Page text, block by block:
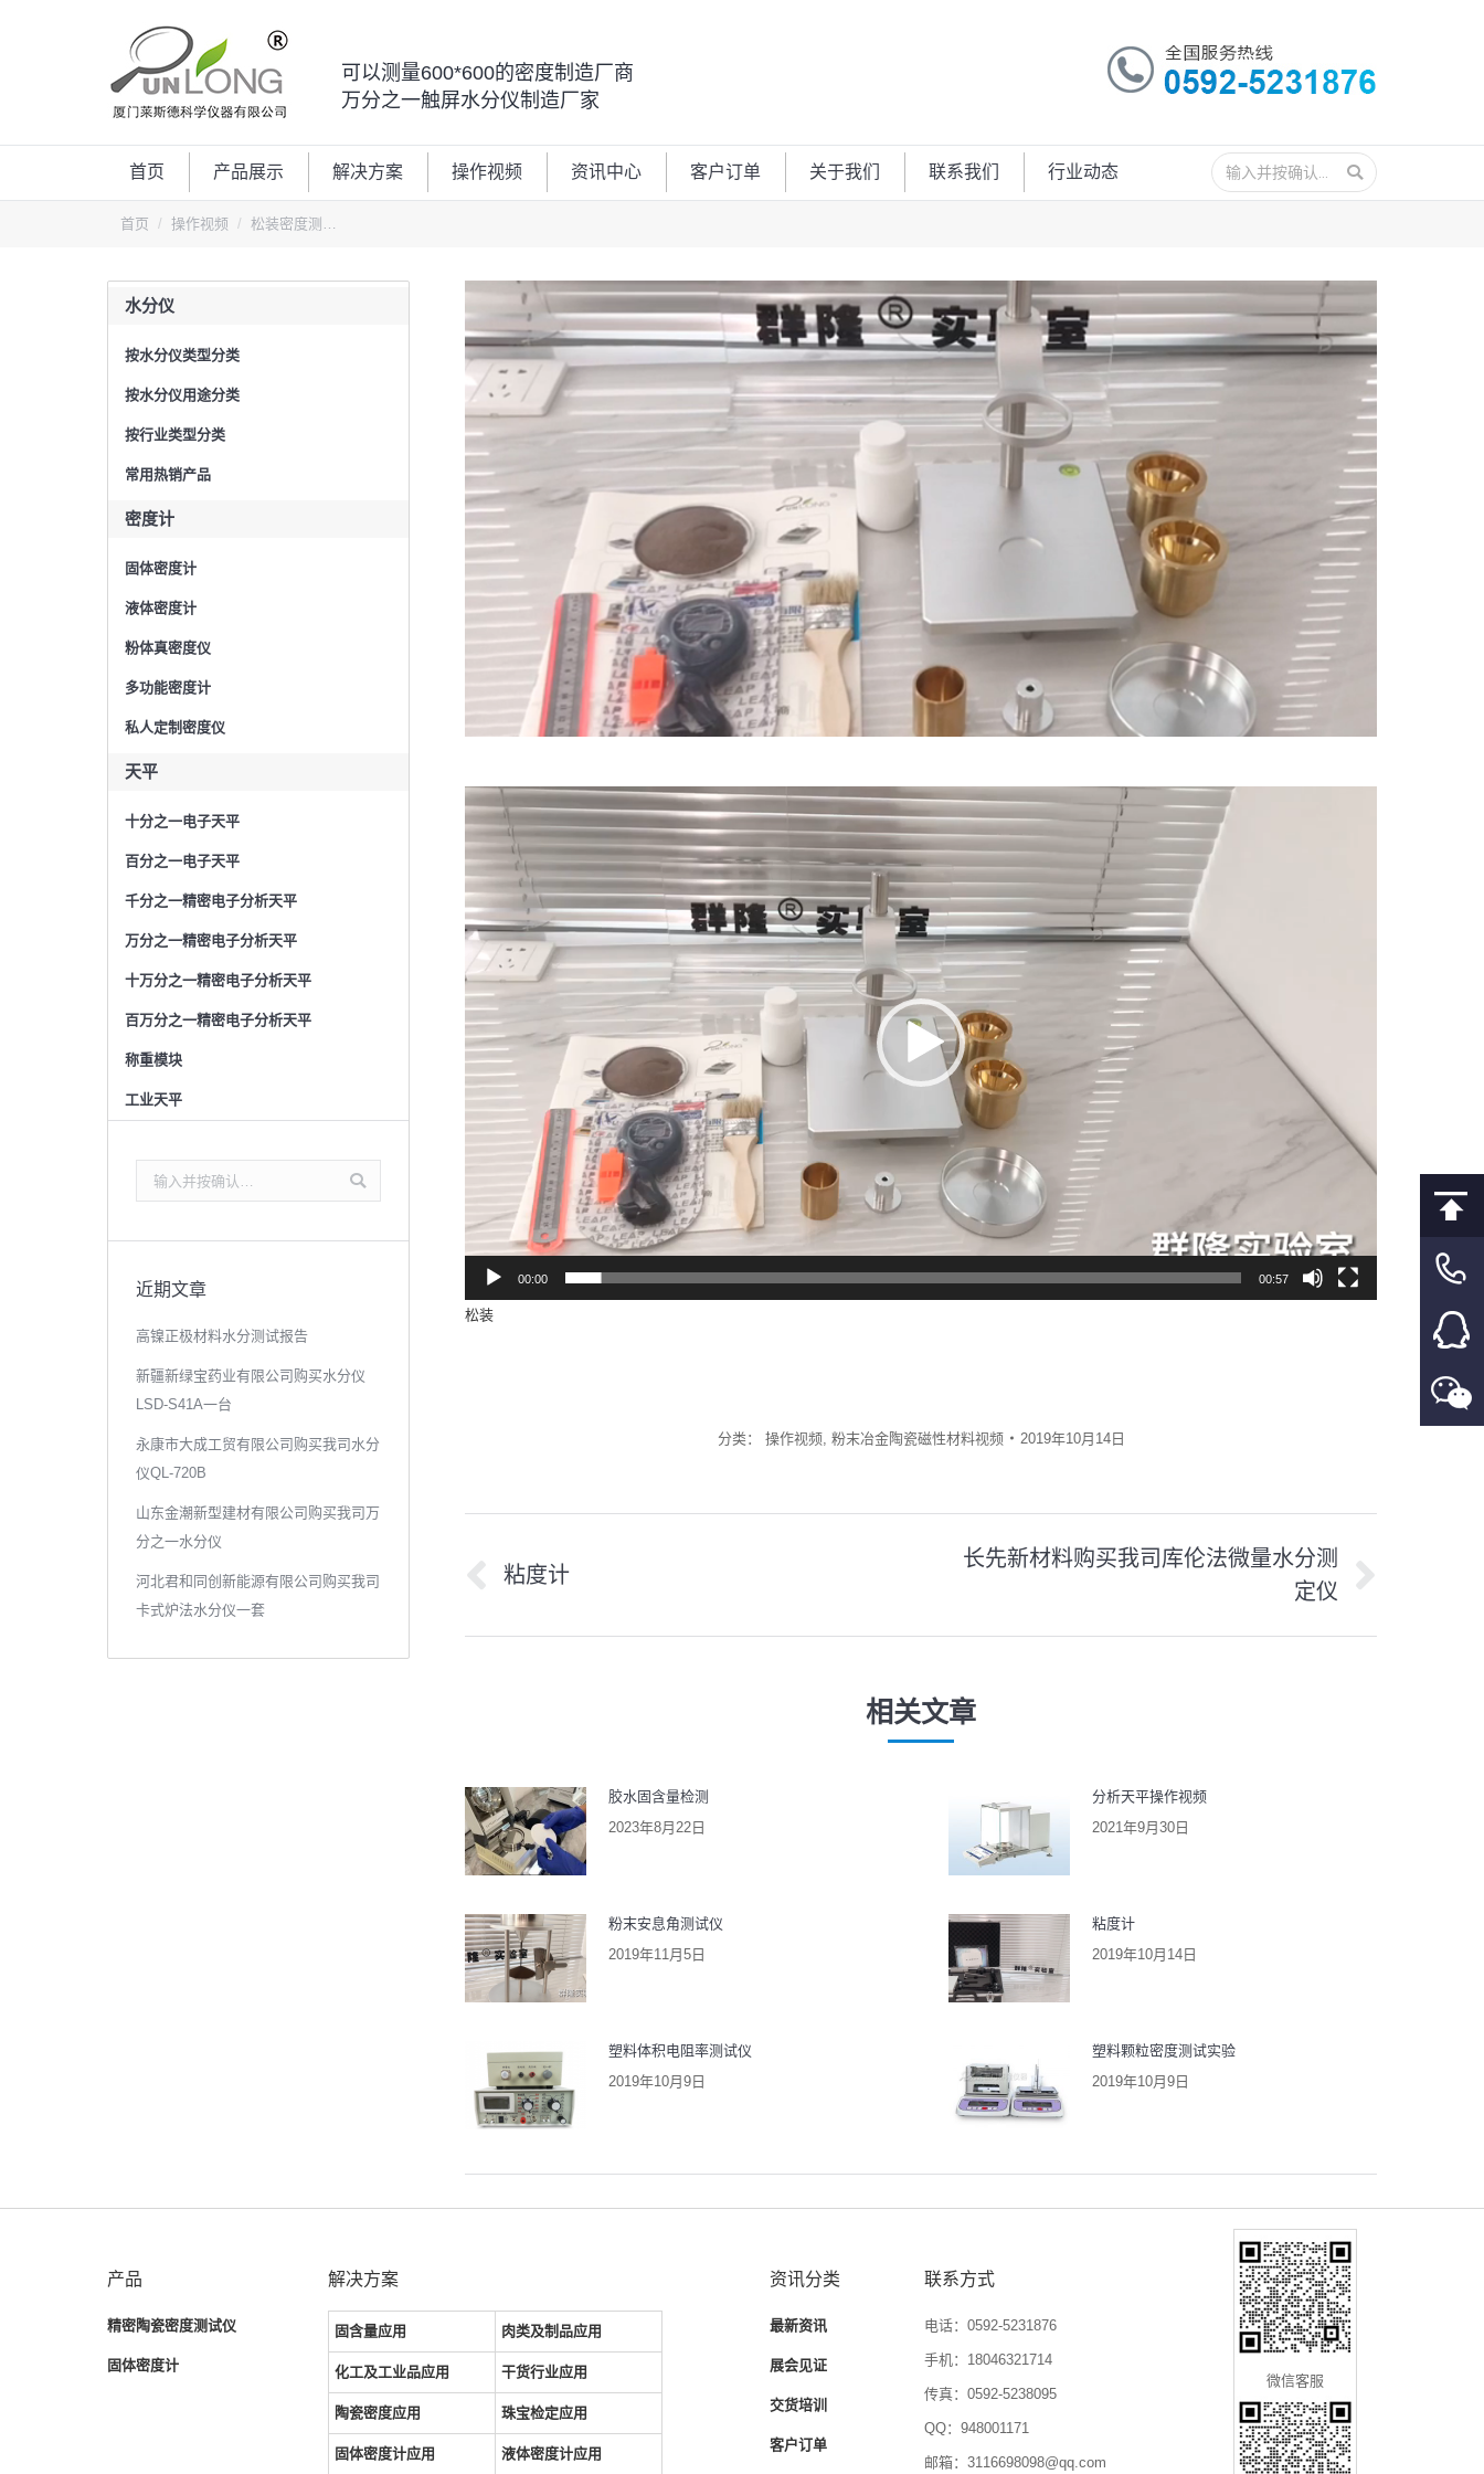
可以测量600*600的密度制造厂商
万分之一触屏水分仪制造厂家
首页 产品展示 解决方案 操作视频 资讯中心 客户订单 关于我们 联系我们 行业动态
搜
索：
您的位置：
首页 操作视频 松装密度测…
视
频
播
放
器
00:00 00:57
松装
分类： 操作视频, 粉末冶金陶瓷磁性材料视频 2019年10月14日
章
导
上
粘度计
章：
长先新材料购买我司库伦法微量水分测
定仪
相关文章
胶水固含量检测
2023年8月22日
分析天平操作视频
2021年9月30日
粉末安息角测试仪
2019年11月5日
粘度计
2019年10月14日
塑料体积电阻率测试仪
2019年10月9日
塑料颗粒密度测试实验
2019年10月9日
水分仪
按水分仪类型分类
按水分仪用途分类
按行业类型分类
常用热销产品
密度计
固体密度计
液体密度计
粉体真密度仪
多功能密度计
私人定制密度仪
天平
十分之一电子天平
百分之一电子天平
千分之一精密电子分析天平
万分之一精密电子分析天平
十万分之一精密电子分析天平
百万分之一精密电子分析天平
称重模块
工业天平
索：
近期文章
高镍正极材料水分测试报告
新疆新绿宝药业有限公司购买水分仪
LSD-S41A一台
永康市大成工贸有限公司购买我司水分
仪QL-720B
山东金潮新型建材有限公司购买我司万
分之一水分仪
河北君和同创新能源有限公司购买我司
卡式炉法水分仪一套
产品
精密陶瓷密度测试仪
固体密度计
解决方案
固含量应用 肉类及制品应用
化工及工业品应用 干货行业应用
陶瓷密度应用 珠宝检定应用
固体密度计应用 液体密度计应用
资讯分类
最新资讯
展会见证
交货培训
客户订单
联系方式
电话：0592-5231876
手机：18046321714
传真：0592-5238095
QQ：948001171
邮箱：3116698098@qq.com
微信客服